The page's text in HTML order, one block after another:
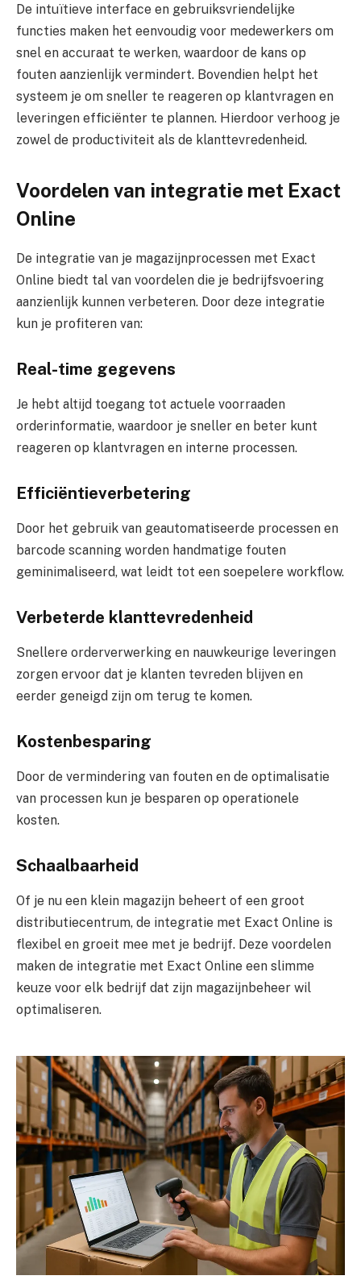
De intuïtieve interface en gebruiksvriendelijke
functies maken het eenvoudig voor medewerkers om
snel en accuraat te werken, waardoor de kans op
fouten aanzienlijk vermindert. Bovendien helpt het
systeem je om sneller te reageren op klantvragen en
leveringen efficiënter te plannen. Hierdoor verhoog je
zowel de productiviteit als de klanttevredenheid.
Voordelen van integratie met Exact
Online
De integratie van je magazijnprocessen met Exact
Online biedt tal van voordelen die je bedrijfsvoering
aanzienlijk kunnen verbeteren. Door deze integratie
kun je profiteren van:
Real-time gegevens
Je hebt altijd toegang tot actuele voorraaden
orderinformatie, waardoor je sneller en beter kunt
reageren op klantvragen en interne processen.
Efficiëntieverbetering
Door het gebruik van geautomatiseerde processen en
barcode scanning worden handmatige fouten
geminimaliseerd, wat leidt tot een soepelere workflow.
Verbeterde klanttevredenheid
Snellere orderverwerking en nauwkeurige leveringen
zorgen ervoor dat je klanten tevreden blijven en
eerder geneigd zijn om terug te komen.
Kostenbesparing
Door de vermindering van fouten en de optimalisatie
van processen kun je besparen op operationele
kosten.
Schaalbaarheid
Of je nu een klein magazijn beheert of een groot
distributiecentrum, de integratie met Exact Online is
flexibel en groeit mee met je bedrijf. Deze voordelen
maken de integratie met Exact Online een slimme
keuze voor elk bedrijf dat zijn magazijnbeheer wil
optimaliseren.